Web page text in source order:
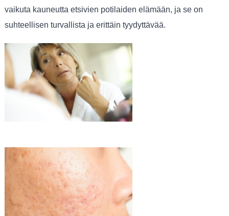
vaikuta kauneutta etsivien potilaiden elämään, ja se on
suhteellisen turvallista ja erittäin tyydyttävää.